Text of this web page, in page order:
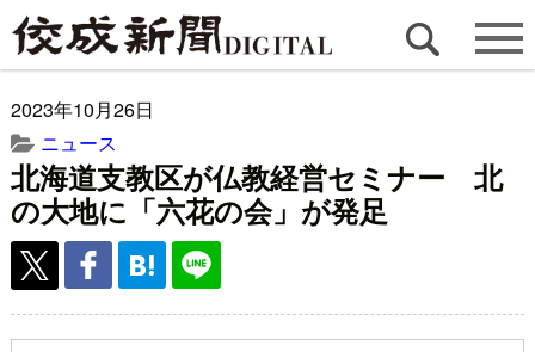
2023年10月26日
ニュース
北海道支教区が仏教経営セミナー 北
の大地に「六花の会」が発足